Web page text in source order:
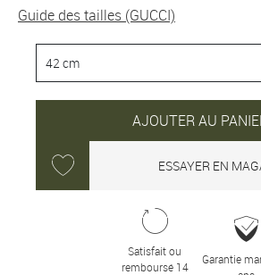
Guide des tailles (GUCCI)
AJOUTER AU
ESSAYER EN
Satisfait ou
remboursé 14
Garantie